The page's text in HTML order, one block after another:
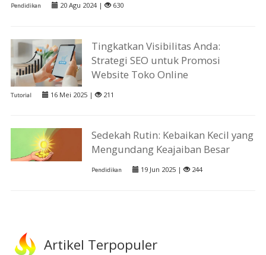
Pendidikan 20 Agu 2024 | 630
Tingkatkan Visibilitas Anda:
Strategi SEO untuk Promosi
Website Toko Online
Tutorial 16 Mei 2025 | 211
Sedekah Rutin: Kebaikan Kecil yang
Mengundang Keajaiban Besar
Pendidikan 19 Jun 2025 | 244
Artikel Terpopuler